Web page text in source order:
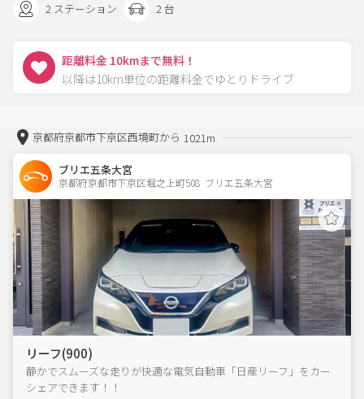
2 ステーション 2 台
距離料金 10kmまで無料！
以降は10km単位の距離料金でゆとりドライブ
京都府京都市下京区西境町から 1021m
ブリエ五条大宮
京都府京都市下京区堀之上町508  ブリエ五条大宮
リーフ(900)
静かでスムーズな走りが快適な電気自動車「日産リーフ」をカー
シェアできます！！